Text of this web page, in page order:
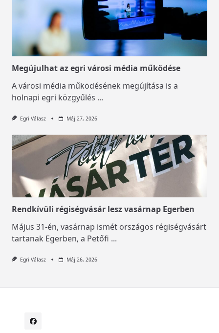
Megújulhat az egri városi média működése
A városi média működésének megújítása is a
holnapi egri közgyűlés ...
Egri Válasz Máj 27, 2026
Rendkívüli régiségvásár lesz vasárnap Egerben
Május 31-én, vasárnap ismét országos régiségvásárt
tartanak Egerben, a Petőfi ...
Egri Válasz Máj 26, 2026